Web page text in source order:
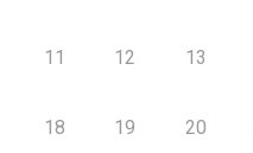
11 12 13
18 19 20